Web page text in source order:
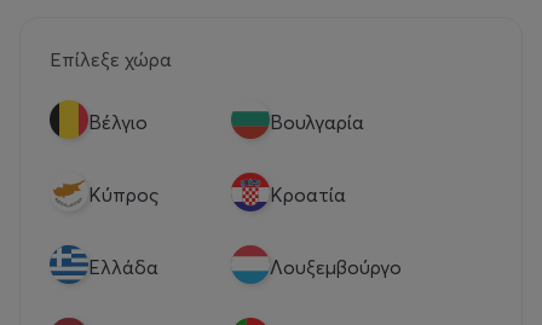
Επίλεξε χώρα
Βέλγιο Βουλγαρία
Κύπρος Κροατία
Eλλάδα Λουξεμβούργο